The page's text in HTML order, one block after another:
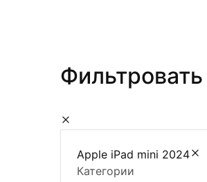
Apple iPad mini 2024
Категории